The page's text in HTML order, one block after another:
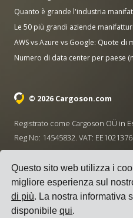
Questo sito web utilizza i
migliore esperienza sul
di più. La nostra informativa
disponibilequi.
Quanto è grande l'industria
Le 50 più grandi aziende
AWS vs Azure vs Google: Quote di
Numero di data center per paese
© 2026 Cargoson.com
Registrato come Cargoson OÜ in
Reg No: 14545832. VAT:
+372 5555 0028
·
Termini di Servizio